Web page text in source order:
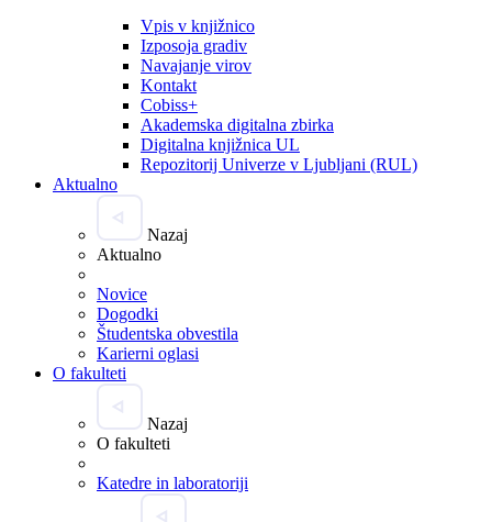
Vpis v knjižnico
Izposoja gradiv
Navajanje virov
Kontakt
Cobiss+
Akademska digitalna zbirka
Digitalna knjižnica UL
Repozitorij Univerze v Ljubljani (RUL)
Aktualno
Nazaj
Aktualno
Novice
Dogodki
Študentska obvestila
Karierni oglasi
O fakulteti
Nazaj
O fakulteti
Katedre in laboratoriji